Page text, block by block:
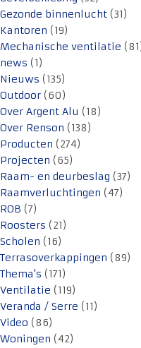
Gezonde binnenlucht (31)
Kantoren (19)
Mechanische ventilatie
news (1)
Nieuws (135)
Outdoor (60)
Over Argent Alu (18)
Over Renson (138)
Producten (274)
Projecten (65)
Raam- en deurbeslag (37)
Raamverluchtingen (47)
ROB (7)
Roosters (21)
Scholen (16)
Terrasoverkappingen (89)
Thema's (171)
Ventilatie (119)
Veranda / Serre (11)
Video (86)
Woningen (42)